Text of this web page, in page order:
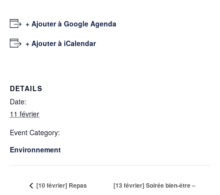
+ Ajouter à Google Agenda
+ Ajouter à iCalendar
DETAILS
Date:
11 février
Event Category:
Environnement
[10 février] Repas [13 février] Soirée bien-être –